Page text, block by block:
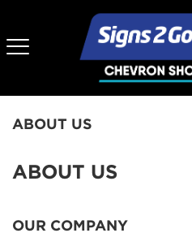
ABOUT US
ABOUT US
OUR COMPANY